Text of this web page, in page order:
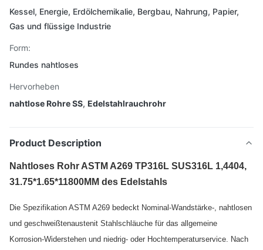
Kessel, Energie, Erdölchemikalie, Bergbau, Nahrung, Papier,
Gas und flüssige Industrie
Form:
Rundes nahtloses
Hervorheben
nahtlose Rohre SS, Edelstahlrauchrohr
Product Description
Nahtloses Rohr ASTM A269 TP316L SUS316L 1,4404,
31.75*1.65*11800MM des Edelstahls
Die Spezifikation ASTM A269 bedeckt Nominal-Wandstärke-, nahtlosen
und geschweißtenaustenit Stahlschläuche für das allgemeine
Korrosion-Widerstehen und niedrig- oder Hochtemperaturservice. Nach